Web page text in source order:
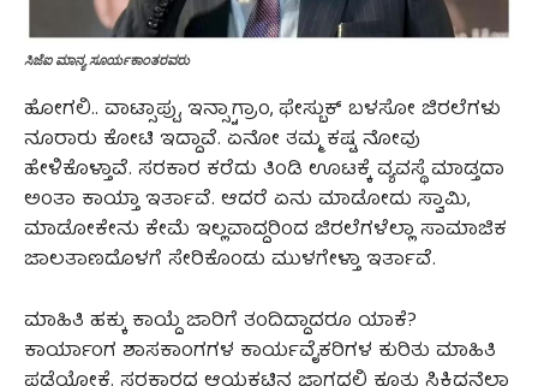
ಸಿಜೆಐ ಮಾನ್ಯ ಸೂರ್ಯಕಾಂತರವರು
ಹೋಗಲಿ.. ವಾಟ್ಸಾಪ್ಪು, ಇನ್ಸ್ಟಾಗ್ರಾಂ, ಫೇಸ್ಬುಕ್ ಬಳಸೋ ಜಿರಲೆಗಳು
ನೂರಾರು ಕೋಟಿ ಇದ್ದಾವೆ. ಏನೋ ತಮ್ಮ ಕಷ್ಟ ನೋವು
ಹೇಳಿಕೊಳ್ತಾವೆ. ಸರಕಾರ ಕರೆದು ತಿಂಡಿ ಊಟಕ್ಕೆ ವ್ಯವಸ್ಥೆ ಮಾಡ್ತದಾ
ಅಂತಾ ಕಾಯ್ತಾ ಇರ್ತಾವೆ. ಆದರೆ ಏನು ಮಾಡೋದು ಸ್ವಾಮಿ,
ಮಾಡೋಕೇನು ಕೇಮೆ ಇಲ್ಲವಾದ್ದರಿಂದ ಜಿರಲೆಗಳೆಲ್ಲಾ ಸಾಮಾಜಿಕ
ಜಾಲತಾಣದೊಳಗೆ ಸೇರಿಕೊಂಡು ಮುಳಗೇಳ್ತಾ ಇರ್ತಾವೆ.
ಮಾಹಿತಿ ಹಕ್ಕು ಕಾಯ್ದೆ ಜಾರಿಗೆ ತಂದಿದ್ದಾದರೂ ಯಾಕೆ?
ಕಾರ್ಯಾಂಗ ಶಾಸಕಾಂಗಗಳ ಕಾರ್ಯವೈಕರಿಗಳ ಕುರಿತು ಮಾಹಿತಿ